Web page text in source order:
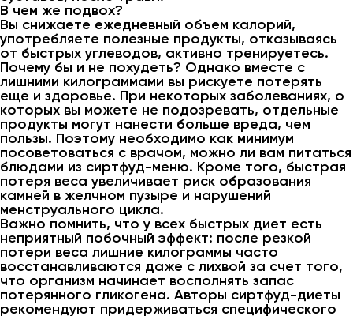
В чем же подвох?
Вы снижаете ежедневный объем калорий,
употребляете полезные продукты, отказываясь
от быстрых углеводов, активно тренируетесь.
Почему бы и не похудеть? Однако вместе с
лишними килограммами вы рискуете потерять
еще и здоровье. При некоторых заболеваниях, о
которых вы можете не подозревать, отдельные
продукты могут нанести больше вреда, чем
пользы. Поэтому необходимо как минимум
посоветоваться с врачом, можно ли вам питаться
блюдами из сиртфуд-меню. Кроме того, быстрая
потеря веса увеличивает риск образования
камней в желчном пузыре и нарушений
менструального цикла.
Важно помнить, что у всех быстрых диет есть
неприятный побочный эффект: после резкой
потери веса лишние килограммы часто
восстанавливаются даже с лихвой за счет того,
что организм начинает восполнять запас
потерянного гликогена. Авторы сиртфуд-диеты
рекомендуют придерживаться специфического